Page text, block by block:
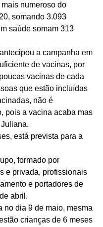
numeroso do
somando 3.093
saúde somam 313
a campanha em
de vacinas, por
vacinas de cada
que estão incluídas
não é
pois a vacina acaba mas
está prevista para a
formado por
e privada, profissionais
e portadores de
abril.
no dia 9 de maio, mesma
crianças de 6 meses